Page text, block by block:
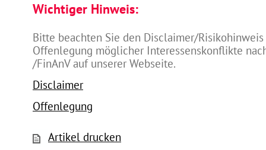
Wichtiger Hinweis:
Bitte beachten Sie den Disclaimer/
Offenlegung möglicher Interessenskonflikte
/FinAnV auf unserer Webseite.
Disclaimer
Offenlegung
Artikel drucken